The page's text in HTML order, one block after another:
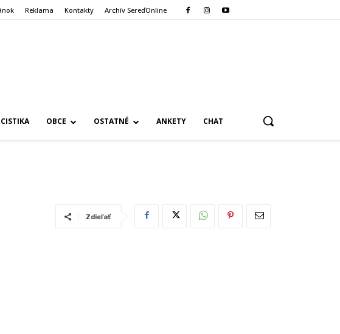
Reklama Kontakty Archív SereďOnline
OBCE OSTATNÉ ANKETY CHAT
Zdieľať